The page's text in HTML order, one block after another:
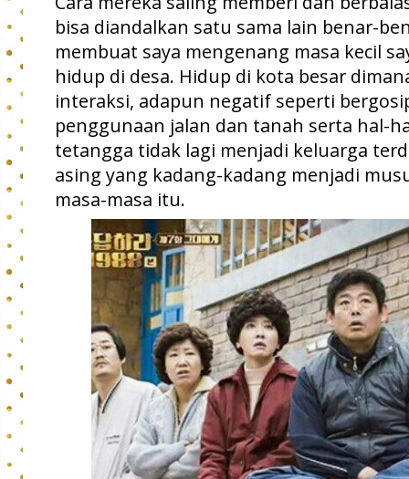
bisa diandalkan satu sama lain benar-
membuat saya mengenang masa kecil
hidup di desa. Hidup di kota besar
interaksi, adapun negatif seperti
penggunaan jalan dan tanah serta hal-
tetangga tidak lagi menjadi keluarga
asing yang kadang-kadang menjadi
masa-masa itu.